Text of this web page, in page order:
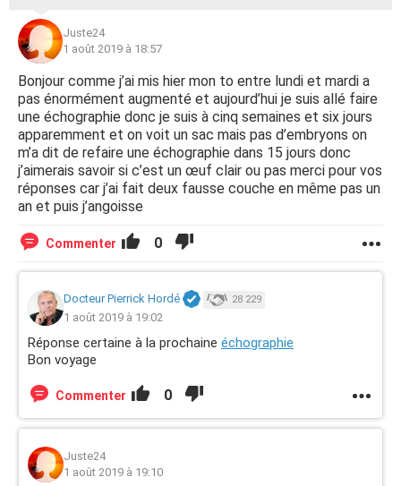
Juste24
1 août 2019 à 18:57
Bonjour comme j’ai mis hier mon to entre lundi et mardi a
pas énormément augmenté et aujourd’hui je suis allé faire
une échographie donc je suis à cinq semaines et six jours
apparemment et on voit un sac mais pas d’embryons on
m’a dit de refaire une échographie dans 15 jours donc
j’aimerais savoir si c’est un œuf clair ou pas merci pour vos
réponses car j’ai fait deux fausse couche en même pas un
an et puis j’angoisse
Commenter 0
Docteur Pierrick Hordé 28 229
1 août 2019 à 19:02
Réponse certaine à la prochaine échographie
Bon voyage
Commenter 0
Juste24
1 août 2019 à 19:10